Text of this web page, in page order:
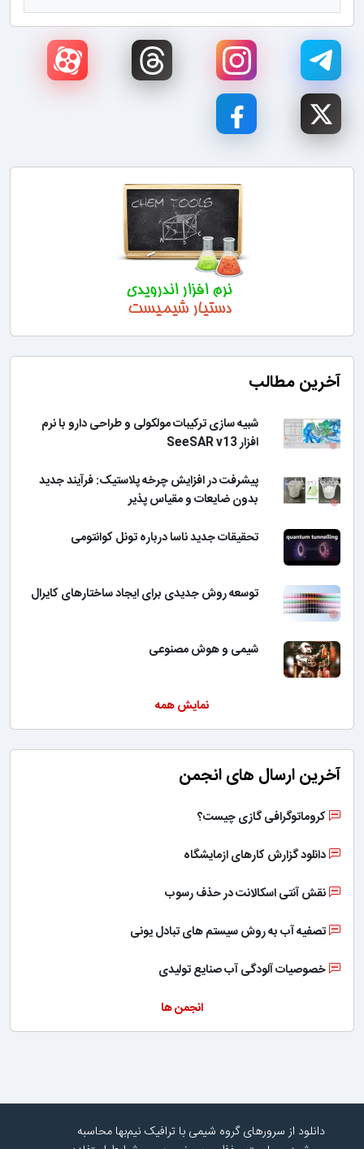
آخرین مطالب
شبیه سازی ترکیبات مولکولی و طراحی دارو با نرم
افزار SeeSAR v13
پیشرفت در افزایش چرخه پلاستیک: فرآیند جدید
بدون ضایعات و مقیاس پذیر
تحقیقات جدید ناسا درباره تونل کوانتومی
توسعه روش جدیدی برای ایجاد ساختارهای کایرال
شیمی و هوش مصنوعی
نمایش همه
آخرین ارسال های انجمن
کروماتوگرافی گازی چیست؟
دانلود گزارش کارهای ازمایشگاه
نقش آنتی اسکالانت در حذف رسوب
تصفیه آب به روش سیستم های تبادل یونی
خصوصیات آلودگی آب صنایع تولیدی
انجمن ها
دانلود از سرورهای گروه شیمی با ترافیک نیم‌بها محاسبه